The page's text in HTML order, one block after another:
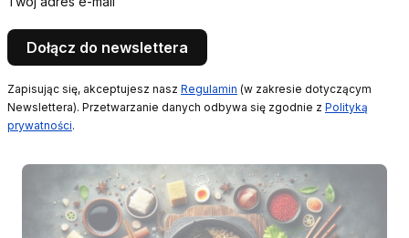
Dołącz do newslettera
Zapisując się, akceptujesz nasz Regulamin (w zakresie dotyczącym
Newslettera). Przetwarzanie danych odbywa się zgodnie z Polityką
prywatności.